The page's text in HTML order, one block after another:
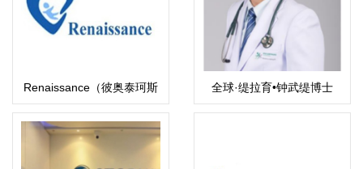
Renaissance（彼奥泰珂斯
医院）BioTexCom
全球·缇拉育•钟武缇博士